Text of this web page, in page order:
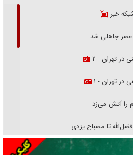
عصر جاهلی شد
در تهران - ۲
در تهران - ۱
را آتش می‌زد
تا مصباح یزدی
است!